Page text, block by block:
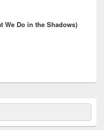
We Do in the Shadows)